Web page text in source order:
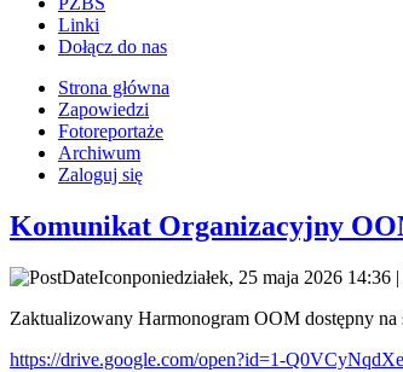
Linki
Dołącz do nas
Strona główna
Zapowiedzi
Fotoreportaże
Archiwum
Zaloguj się
Komunikat Organizacyjny
poniedziałek, 25 maja 2026 14:36 |
Zaktualizowany Harmonogram OOM dostępny na
https://drive.google.com/open?id=1-